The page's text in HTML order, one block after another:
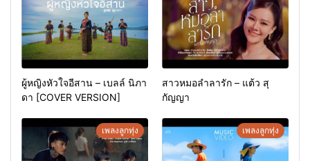
ผู้หญิงหัวใจอีสาน – เบลล์ นิภา
ดา [COVER VERSION]
สาวหมอลำลารัก – แต้ว สุ
กัญญา
เพลงลูกทุ่ง เพลงลูกทุ่ง